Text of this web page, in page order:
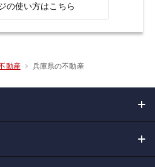
の使い方はこちら
動産 兵庫県の不動産